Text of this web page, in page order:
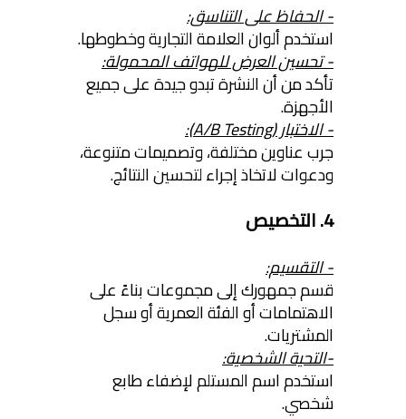
- الحفاظ على التناسق:
استخدم ألوان العلامة التجارية وخطوطها.
- تحسين العرض للهواتف المحمولة:
تأكد من أن النشرة تبدو جيدة على جميع
الأجهزة.
- الاختبار (A/B Testing):
جرب عناوين مختلفة، وتصميمات متنوعة،
ودعوات لاتخاذ إجراء لتحسين النتائج.
4. التخصيص
- التقسيم:
قسم جمهورك إلى مجموعات بناءً على
الاهتمامات أو الفئة العمرية أو سجل
المشتريات.
-التحية الشخصية:
استخدم اسم المستلم لإضفاء طابع
شخصي.